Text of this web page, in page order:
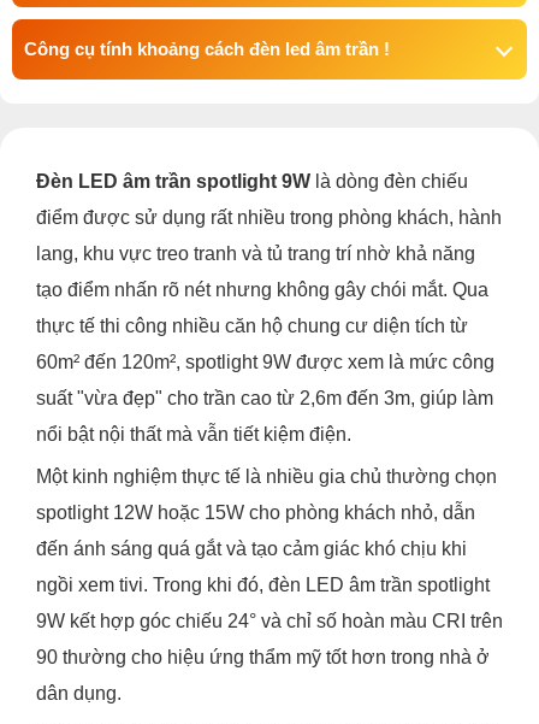
Công cụ tính khoảng cách đèn led âm trần !
Đèn LED âm trần spotlight 9W là dòng đèn chiếu
điểm được sử dụng rất nhiều trong phòng khách, hành
lang, khu vực treo tranh và tủ trang trí nhờ khả năng
tạo điểm nhấn rõ nét nhưng không gây chói mắt. Qua
thực tế thi công nhiều căn hộ chung cư diện tích từ
60m² đến 120m², spotlight 9W được xem là mức công
suất "vừa đẹp" cho trần cao từ 2,6m đến 3m, giúp làm
nổi bật nội thất mà vẫn tiết kiệm điện.
Một kinh nghiệm thực tế là nhiều gia chủ thường chọn
spotlight 12W hoặc 15W cho phòng khách nhỏ, dẫn
đến ánh sáng quá gắt và tạo cảm giác khó chịu khi
ngồi xem tivi. Trong khi đó, đèn LED âm trần spotlight
9W kết hợp góc chiếu 24° và chỉ số hoàn màu CRI trên
90 thường cho hiệu ứng thẩm mỹ tốt hơn trong nhà ở
dân dụng.